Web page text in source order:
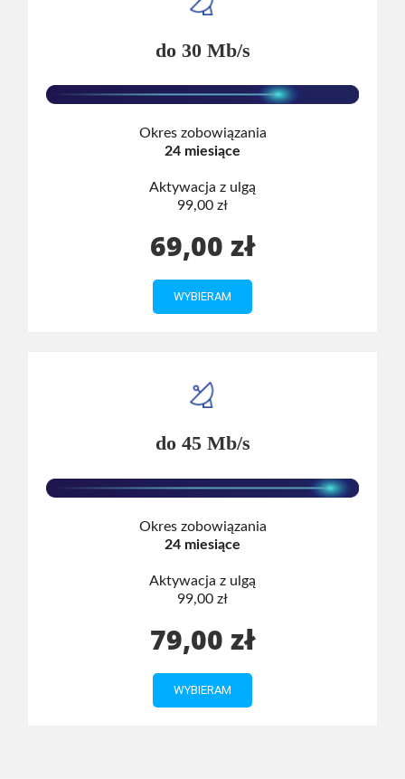
do 30 Mb/s
Okres zobowiązania
24 miesiące
Aktywacja z ulgą
99,00 zł
69,00 zł
WYBIERAM
do 45 Mb/s
Okres zobowiązania
24 miesiące
Aktywacja z ulgą
99,00 zł
79,00 zł
WYBIERAM